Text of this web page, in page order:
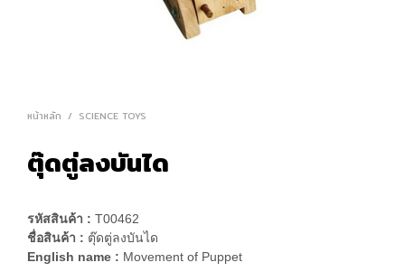
หน้าหลัก / SCIENCE TOYS
ตุ๊ดตู่ลงบันได
รหัสสินค้า : T00462
ชื่อสินค้า : ตุ๊ดตู่ลงบันได
English name : Movement of Puppet